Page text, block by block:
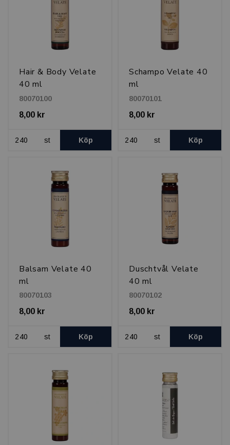
Hair & Body Velate
40 ml
80070100
8,00 kr
st Köp
Schampo Velate 40
ml
80070101
8,00 kr
st Köp
Balsam Velate 40
ml
80070103
8,00 kr
st Köp
Duschtvål Velate
40 ml
80070102
8,00 kr
st Köp